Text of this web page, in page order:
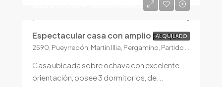
ALQUILADO
$650.000/+ tasas municipales
Espectacular casa con amplio parque
Casa ubicada sobre ochava con excelente
orientación, posee 3 dormitorios, de...